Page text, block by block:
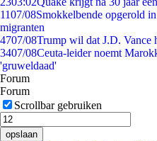
1107/08Smokkelbende opgerold
migranten
4707/08Trump wil dat J.D. Vance
3407/08Ceuta-leider noemt
'gruweldaad'
Forum
Forum
Scrollbar gebruiken
opslaan